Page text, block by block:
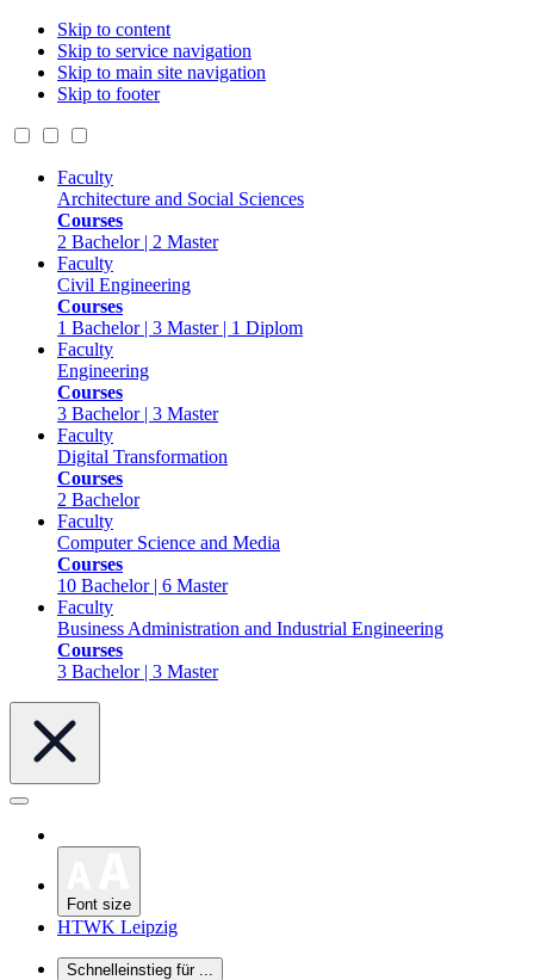
Skip to content
Skip to service navigation
Skip to main site navigation
Skip to footer
Faculty
Architecture and Social Sciences
Courses
2 Bachelor | 2 Master
Faculty
Civil Engineering
Courses
1 Bachelor | 3 Master | 1 Diplom
Faculty
Engineering
Courses
3 Bachelor | 3 Master
Faculty
Digital Transformation
Courses
2 Bachelor
Faculty
Computer Science and Media
Courses
10 Bachelor | 6 Master
Faculty
Business Administration and Industrial Engineering
Courses
3 Bachelor | 3 Master
Font size
HTWK Leipzig
Schnelleinstieg für ...